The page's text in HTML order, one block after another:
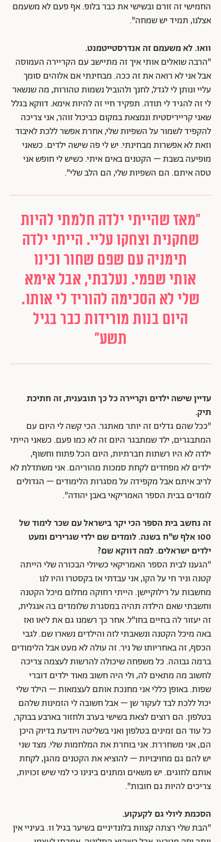
החמישי זה זורם ובשישי את כבר בלופ. אף פעם לא משעמם
אצלנו, תמיד יש שמחה".
וואו. לא משעמם זה אנדרסטייטמנט.
"הרבה שואלים אותי איך זה מתיישב עם הקריירה העמוסה
אבל אני לא רואה את זה ככה. מבחינתי אם אלוהים סומך
עליי ונותן לי לגדל, לחנך ולהוביל נשמות טהורות, מה שנשאר
לי זה להגיד לי תודה. תפקיד חיי זה להיות אימא. דווקא בגלל
שאני קרייריסטית ונמצאת במקום כביכול זוהר, אני צריכה
להקפיד לשמור על השפיות שלי, אחרת אפשר ללכת לאיבוד
וזאת לא אפשרות מבחינתי. יש לי פה שישה ילדים. כשאני
מופיעה בשבת – הקטנים באים איתי. כשיש לי חופש אני
טסה איתם. הם השפיות שלי, הם הלב שלי".
"מאז שהייתי ילדה חלמתי להיות
שחקנית וצחקו עליי. הייתי ילדה
תימניה עם שפם שחור וכינו
אותי שפמי. נעלבתי, אבל אימא
שלי לא הסכימה להוריד לי אותו.
היום בנות מורידות כבר בגיל
תשע"
עדיין שישה ילדים וקריירה כל כך תובענית, זה חתיכת
תיק.
"ככל שהם גדלים זה יותר מאתגר. הכי קשה לי היום עם
המתבגרים, ילד שמתבגר היום זה לא כמו פעם. כשאני הייתי
ילדה לא היו רשתות חברתיות, היום הכל פתוח וחשוף,
ילדים לא מפחדים לקחת סמכות מהוריהם. אני משתדלת לא
לריב איתם אבל מקפידה על מסגרות הלימודים – הגדולים
לומדים בבית הספר האמריקאי באבן יהודה".
זה נחשב בית הספר הכי יקר בישראל עם שכר לימוד של
100 אלף ש"ח בשנה. לומדים שם ילדי שגרירים ומעט
ילדים ישראלים. למה דווקא שם?
"הגענו לבית הספר האמריקאי כשיולי הבכורה שלי הייתה
קטנה וניר חי על הקו, אני עבדתי אז בקסטרו והיו לנו
מחשבות על רילוקיישן. הייתי רחוקה מחלום מיכל הקטנה
וחשבתי שאם הילדה תהיה במסגרת שלומדים בה אנגלית,
זה יעזור לה בחיים בחו"ל. אחר כך רשמנו גם את ליאו ואז
באה מיכל הקטנה ונשאבתי לזה והילדים נשארו שם. לגבי
הכסף, זה באחריותו של ניר. זה עולה לא מעט אבל הלימודים
ברמה גבוהה. כל משפחה שיכולה להרשות לעצמה צריכה
לחשוב מה מתאים לה, ולי היה חשוב מאוד ילדים דוברי
שפות. באופן כללי אני מחנכת אותם לעצמאות – הילד שלי
יכול ללכת לבד לעקור שן – אבל חשובה לי הזמינות שלהם
בטלפון. הם רוצים לצאת בשישי בערב ולחזור בארבע בבוקר,
כל עוד הם זמינים בטלפון ואני בשליטה ויודעת בדיוק היכן
הם, אני משחררת. אני בוחרת את המלחמות שלי. מצד שני
יש להם גם מחויבויות – להוציא את הקטנים מהגן, לקחת
אותם לחוגים. יש משאים ומתנים בינינו כי למי שיש זכויות,
צריכים להיות גם חובות".
הסכמת ליולי גם לקעקוע.
"הבת שלי רצתה קצוות בלונדיניים בשיער בגיל 11. בעיניי אין